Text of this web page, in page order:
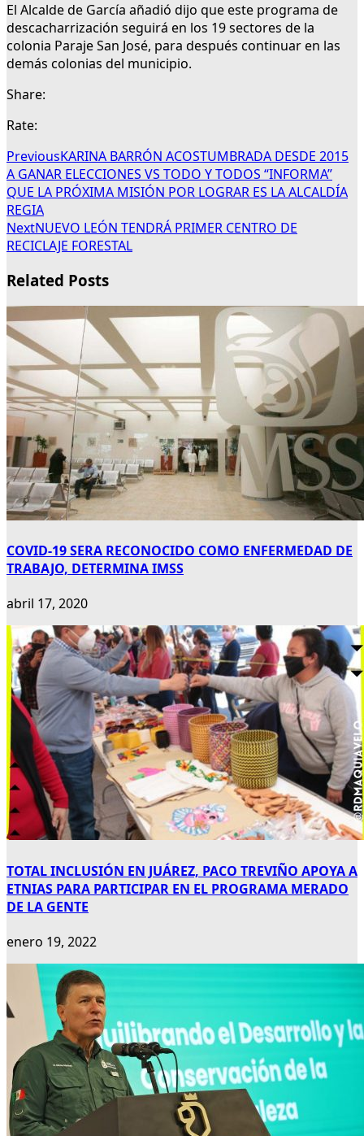
El Alcalde de García añadió dijo que este programa de
descacharrización seguirá en los 19 sectores de la
colonia Paraje San José, para después continuar en las
demás colonias del municipio.
Share:
Rate:
PreviousKARINA BARRÓN ACOSTUMBRADA DESDE 2015
A GANAR ELECCIONES VS TODO Y TODOS “INFORMA”
QUE LA PRÓXIMA MISIÓN POR LOGRAR ES LA ALCALDÍA
REGIA
NextNUEVO LEÓN TENDRÁ PRIMER CENTRO DE
RECICLAJE FORESTAL
Related Posts
COVID-19 SERA RECONOCIDO COMO ENFERMEDAD DE
TRABAJO, DETERMINA IMSS
abril 17, 2020
TOTAL INCLUSIÓN EN JUÁREZ, PACO TREVIÑO APOYA A
ETNIAS PARA PARTICIPAR EN EL PROGRAMA MERADO
DE LA GENTE
enero 19, 2022